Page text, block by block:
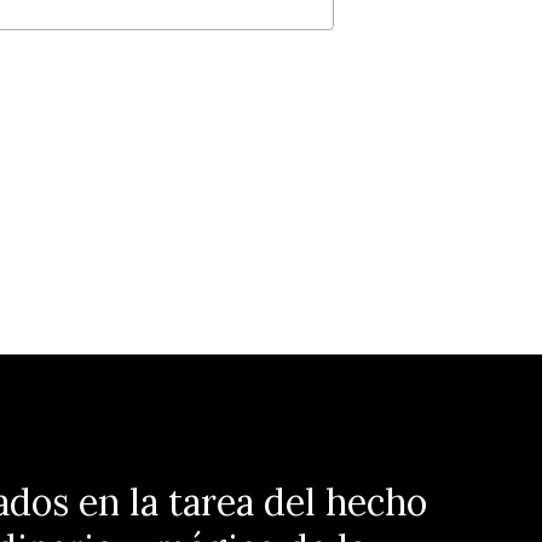
en la tarea del hecho